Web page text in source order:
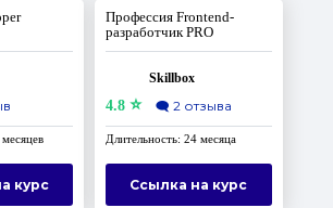
курс
Профессия Frontend-
разработчик PRO
Skillbox
4.8 ⭐ 🗨️ 2 отзыва
Длительность: 24 месяца
Ссылка на курс